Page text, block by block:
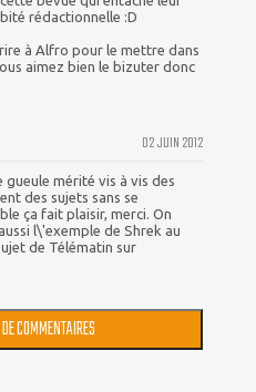
rédactionnelle :D
à Alfro pour le mettre dans
aimez bien le bizuter donc
02 JUIN 2012
mérité vis à vis des
des sujets sans se
ça fait plaisir, merci. On
l\'exemple de Shrek au
de Télématin sur
COMMENTAIRES